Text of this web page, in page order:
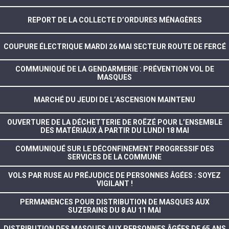
REPORT DE LA COLLECTE D’ORDURES MÉNAGÈRES
COUPURE ÉLECTRIQUE MARDI 26 MAI SECTEUR ROUTE DE FERCÉ
COMMUNIQUÉ DE LA GENDARMERIE : PRÉVENTION VOL DE
MASQUES
MARCHÉ DU JEUDI DE L’ASCENSION MAINTENU
OUVERTURE DE LA DÉCHETTERIE DE ROËZÉ POUR L’ENSEMBLE
DES MATÉRIAUX À PARTIR DU LUNDI 18 MAI
COMMUNIQUÉ SUR LE DÉCONFINEMENT PROGRESSIF DES
SERVICES DE LA COMMUNE
VOLS PAR RUSE AU PRÉJUDICE DE PERSONNES ÂGÉES : SOYEZ
VIGILANT !
PERMANENCES POUR DISTRIBUTION DE MASQUES AUX
SUZERAINS DU 8 AU 11 MAI